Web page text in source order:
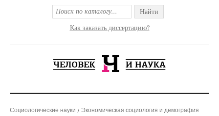
Найти
Как заказать диссертацию?
Социологические науки Экономическая социология и демография